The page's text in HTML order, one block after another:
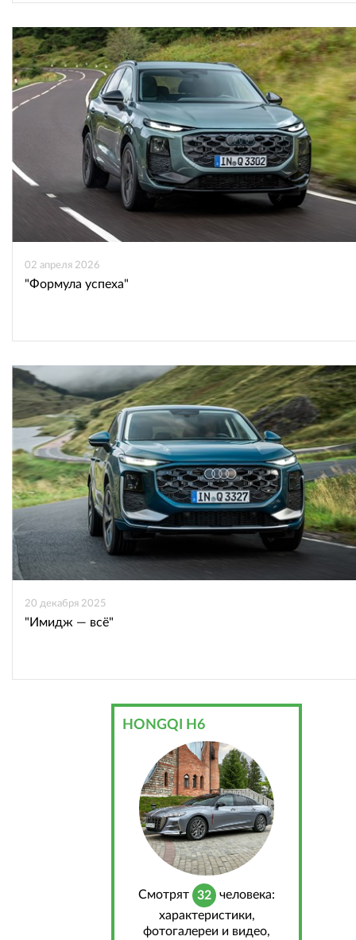
02 апреля 2026
"Формула успеха"
20 декабря 2025
"Имидж — всё"
HONGQI H6
Cмотрят 32
человека:
характеристики,
фотогалереи и видео,